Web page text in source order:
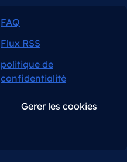
FAQ
Flux RSS
politique de
confidentialité
Gerer les cookies